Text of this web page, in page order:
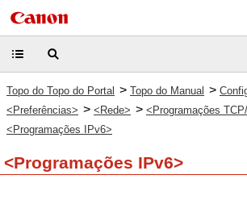
Topo do Topo do Portal > Topo do Manual >
<Preferências> > <Rede> > <Programações
<Programações IPv6>
<Programações IPv6>